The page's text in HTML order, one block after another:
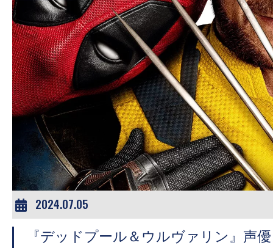
2024.07.05
『デッドプール＆ウルヴァリン』声